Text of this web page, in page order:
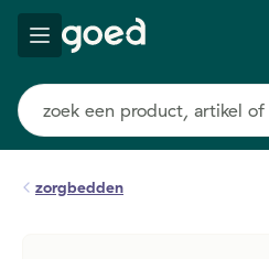
zorgbedden